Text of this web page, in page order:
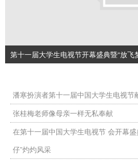
第十一届大学生电视节开幕盛典暨“放飞
潘寒扮演者第十一届中国大学生电视节
张桂梅老师像母亲一样无私奉献
在第十一届中国大学生电视节 会开幕
仔”灼灼风采